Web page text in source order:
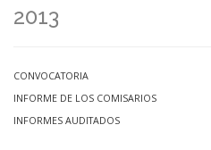
2013
CONVOCATORIA
INFORME DE LOS COMISARIOS
INFORMES AUDITADOS